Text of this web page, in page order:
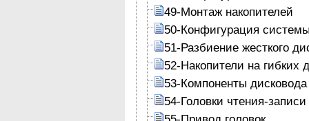
49-Монтаж накопителей
50-Конфигурация
51-Разбиение жесткого
52-Накопители на гибких
53-Компоненты дисковода
54-Головки чтения-записи